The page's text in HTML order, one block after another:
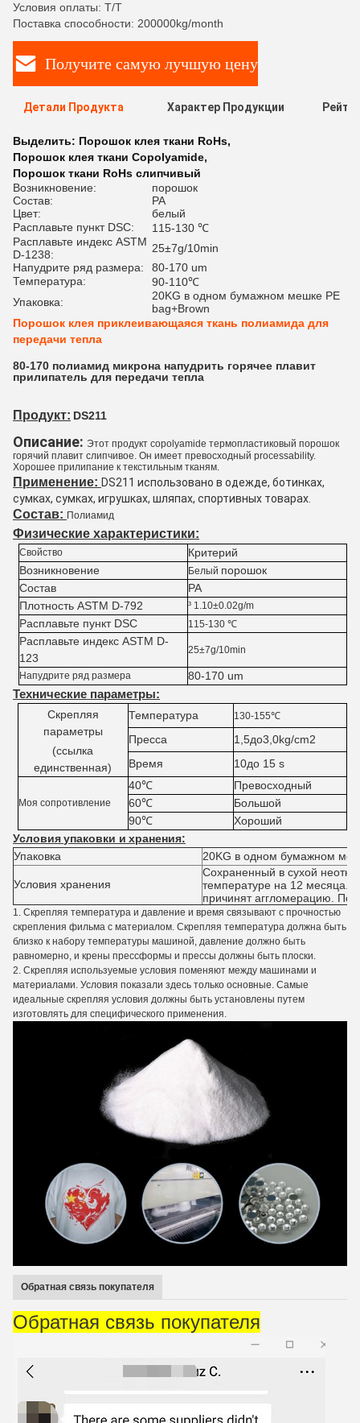
Условия оплаты: T/T
Поставка способности: 200000kg/month
Получите самую лучшую цену
Детали Продукта Характер Продукции
Выделить: Порошок клея ткани RoHs,
Порошок клея ткани Copolyamide,
Порошок ткани RoHs слипчивый
Возникновение:
порошок
Состав:
PA
Цвет:
белый
Расплавьте пункт DSC:
115-130 ℃
Расплавьте индекс ASTM
D-1238:
25±7g/10min
Напудрите ряд размера:
80-170 um
Температура:
90-110℃
Упаковка:
20KG в одном бумажном мешке PE
bag+Brown
Порошок клея приклеивающаяся ткань полиамида для
передачи тепла
80-170 полиамид микрона напудрить горячее плавит
прилипатель для передачи тепла
Продукт: DS211
Описание: Этот продукт copolyamide термопластиковый порошок
горячий плавит слипчивое. Он имеет превосходный processability.
Хорошее прилипание к текстильным тканям.
Применение: DS211 использовано в одежде, ботинках,
сумках, сумках, игрушках, шляпах, спортивных товарах.
Состав: Полиамид
Физические характеристики:
Свойство
Критерий
Возникновение
Белый порошок
Состав
PA
Плотность ASTM D-792
³ 1.10±0.02g/m
Расплавьте пункт DSC 115-130 ℃
Расплавьте индекс ASTM D-
123
25±7g/10min
Напудрите ряд размера
80-170 um
Технические параметры:
Скрепляя
параметры
(ссылка
единственная)
Температура 130-155℃
Пресса
1,5до3,0kg/cm2
Время
10до 15 s
Моя сопротивление
40℃
Превосходный
60℃
Большой
90℃
Хороший
Условияупаковки и хранения:
Упаковка
20KG в одном бумажном
Условия хранения
Сохраненный в сухой
температуре на 12 месяца.
причинят аггломерацию.
1. Скрепляя температура и давление и время связывают с прочностью
скрепления фильма с материалом. Скрепляя температура должна быть
близко к набору температуры машиной, давление должно быть
равномерно, и крены прессформы и прессы должны быть плоски.
2. Скрепляя используемые условия поменяют между машинами и
материалами. Условия показали здесь только основные. Самые
идеальные скрепляя условия должны быть установлены путем
изготовлять для специфического применения.
Обратная связь покупателя
Обратная связь покупателя